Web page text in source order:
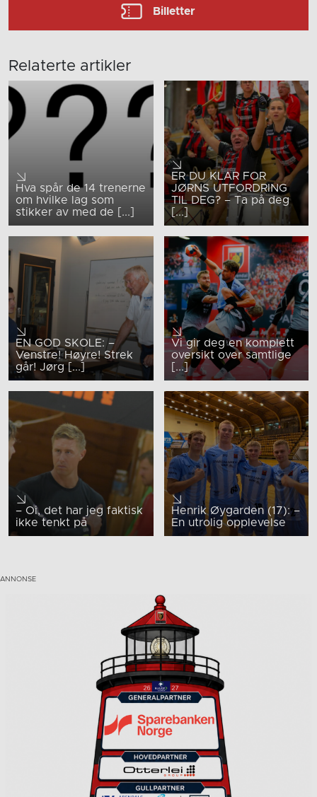
Billetter
Relaterte artikler
Hva spår de 14 trenerne
om hvilke lag som
stikker av med de [...]
ER DU KLAR FOR
JØRNS UTFORDRING
TIL DEG? – Ta på deg
[...]
EN GOD SKOLE: –
Venstre! Høyre! Strek
går! Jørg [...]
Vi gir deg en komplett
oversikt over samtlige
[...]
– Oi, det har jeg faktisk
ikke tenkt på
Henrik Øygarden (17): –
En utrolig opplevelse